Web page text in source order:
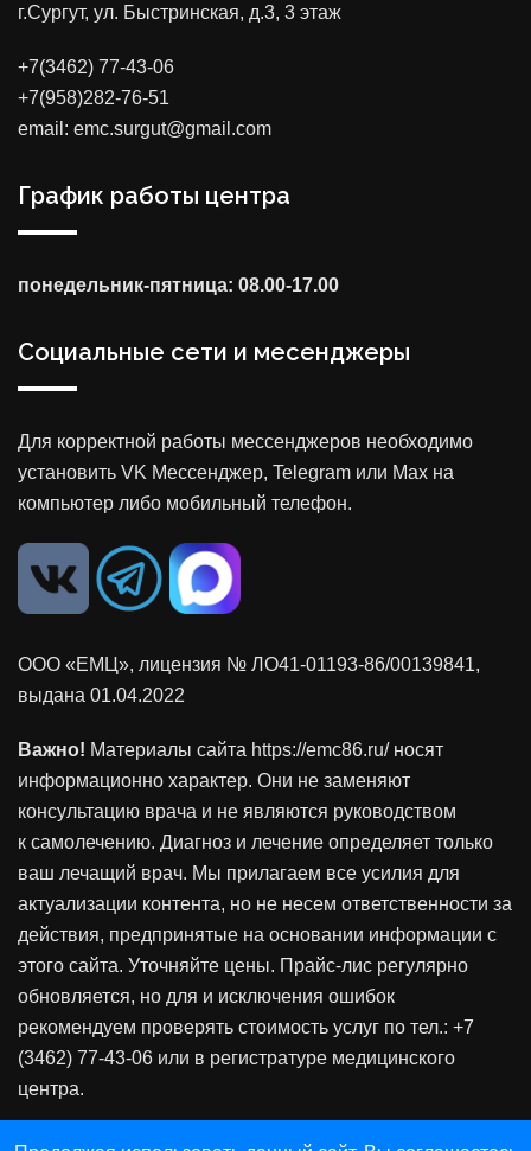
г.Сургут, ул. Быстринская, д.3, 3 этаж
+7(3462) 77-43-06
+7(958)282-76-51
email: emc.surgut@gmail.com
График работы центра
понедельник-пятница: 08.00-17.00
Социальные сети и месенджеры
Для корректной работы мессенджеров необходимо
установить VK Мессенджер, Telegram или Max на
компьютер либо мобильный телефон.
ООО «ЕМЦ», лицензия № ЛО41-01193-86/00139841,
выдана 01.04.2022
Важно! Материалы сайта https://emc86.ru/ носят
информационно характер. Они не заменяют
консультацию врача и не являются руководством
к самолечению. Диагноз и лечение определяет только
ваш лечащий врач. Мы прилагаем все усилия для
актуализации контента, но не несем ответственности за
действия, предпринятые на основании информации с
этого сайта. Уточняйте цены. Прайс-лис регулярно
обновляется, но для и исключения ошибок
рекомендуем проверять стоимость услуг по тел.: +7
(3462) 77-43-06 или в регистратуре медицинского
центра.